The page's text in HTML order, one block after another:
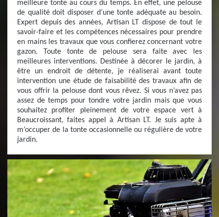
meilleure tonte au cours du temps. En effet, une pelouse
de qualité doit disposer d’une tonte adéquate au besoin.
Expert depuis des années, Artisan LT dispose de tout le
savoir-faire et les compétences nécessaires pour prendre
en mains les travaux que vous confierez concernant votre
gazon. Toute tonte de pelouse sera faite avec les
meilleures interventions. Destinée à décorer le jardin, à
être un endroit de détente, je réaliserai avant toute
intervention une étude de faisabilité des travaux afin de
vous offrir la pelouse dont vous rêvez. Si vous n’avez pas
assez de temps pour tondre votre jardin mais que vous
souhaitez profiter pleinement de votre espace vert à
Beaucroissant, faites appel à Artisan LT. Je suis apte à
m’occuper de la tonte occasionnelle ou régulière de votre
jardin.